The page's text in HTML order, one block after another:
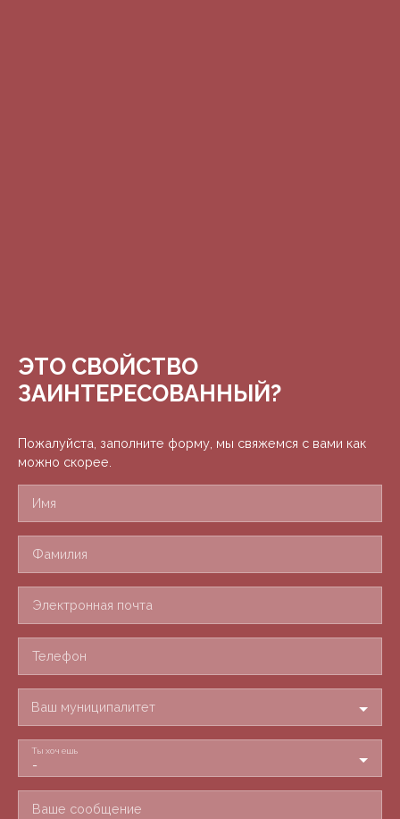
ЭТО СВОЙСТВО
ЗАИНТЕРЕСОВАННЫЙ?
Пожалуйста, заполните форму, мы свяжемся с вами как
можно скорее.
Имя
Фамилия
Электронная почта
Телефон
Ваш муниципалитет
-
Ты хочешь
Ваше сообщение